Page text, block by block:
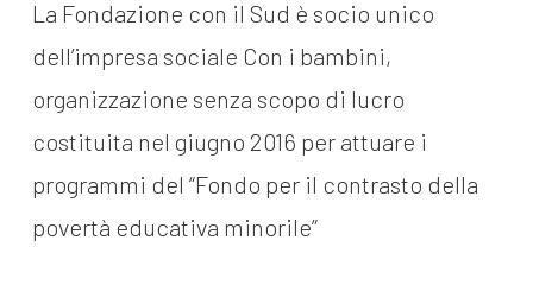
La Fondazione con il Sud è socio unico
dell’impresa sociale Con i bambini,
organizzazione senza scopo di lucro
costituita nel giugno 2016 per attuare i
programmi del “Fondo per il contrasto della
povertà educativa minorile”
Lavora con noi
Bilancio di
missione
News e
appuntamenti
dal Sud
Campagne